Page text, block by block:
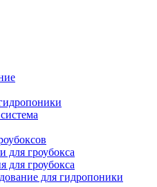
для гроубокса
для гроубокса
для гидропоники